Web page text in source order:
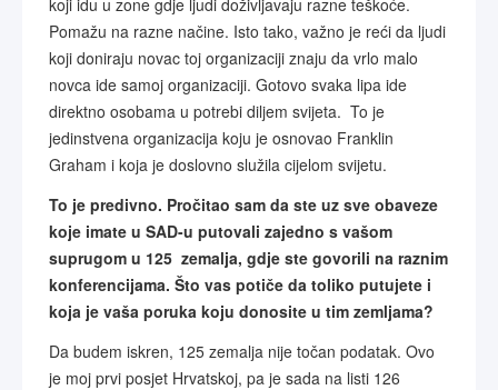
koji idu u zone gdje ljudi doživljavaju razne teškoće.
Pomažu na razne načine. Isto tako, važno je reći da ljudi
koji doniraju novac toj organizaciji znaju da vrlo malo
novca ide samoj organizaciji. Gotovo svaka lipa ide
direktno osobama u potrebi diljem svijeta. To je
jedinstvena organizacija koju je osnovao Franklin
Graham i koja je doslovno služila cijelom svijetu.
To je predivno. Pročitao sam da ste uz sve obaveze
koje imate u SAD-u putovali zajedno s vašom
suprugom u 125 zemalja, gdje ste govorili na raznim
konferencijama. Što vas potiče da toliko putujete i
koja je vaša poruka koju donosite u tim zemljama?
Da budem iskren, 125 zemalja nije točan podatak. Ovo
je moj prvi posjet Hrvatskoj, pa je sada na listi 126